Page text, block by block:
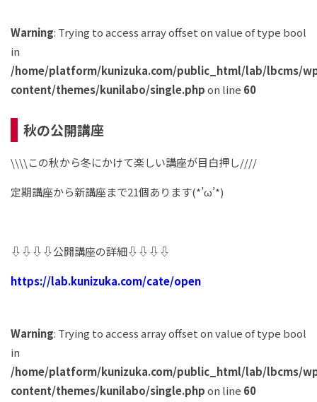
Warning: Trying to access array offset on value of type bool
in
/home/platform/kunizuka.com/public_html/lab/lbcms/
content/themes/kunilabo/single.phpon line 60
秋の公開講座
\\\\この秋から冬にかけて楽しい講座が目白押し////
定期講座から新講座まで21個あります(*’ω’*)
⇩⇩⇩⇩公開講座の詳細⇩⇩⇩⇩
https://lab.kunizuka.com/cate/open
Warning: Trying to access array offset on value of type bool
in
/home/platform/kunizuka.com/public_html/lab/lbcms/
content/themes/kunilabo/single.phpon line 60